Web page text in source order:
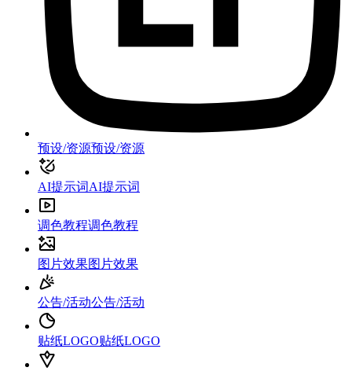
预设/资源预设/资源
AI提示词AI提示词
调色教程调色教程
图片效果图片效果
公告/活动公告/活动
贴纸LOGO贴纸LOGO